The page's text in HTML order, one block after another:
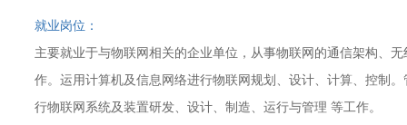
就业岗位：
主要就业于与物联网相关的企业单位，从事物联网的通信架构、
作。运用计算机及信息网络进行物联网规划、设计、计算、控制
行物联网系统及装置研发、设计、制造、运行与管理 等工作。